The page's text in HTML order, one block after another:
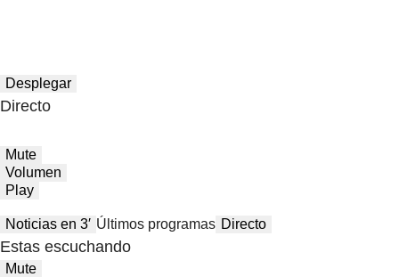
Desplegar
Directo
Mute
Volumen
Play
Noticias en 3′ Últimos programas Directo
Estas escuchando
Mute